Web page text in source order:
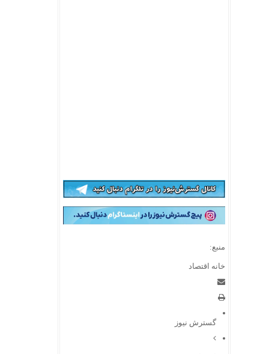
منبع:
خانه اقتصاد
گسترش نیوز